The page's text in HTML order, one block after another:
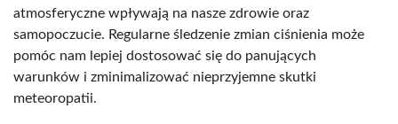
atmosferyczne wpływają na nasze zdrowie oraz
samopoczucie. Regularne śledzenie zmian ciśnienia może
pomóc nam lepiej dostosować się do panujących
warunków i zminimalizować nieprzyjemne skutki
meteoropatii.